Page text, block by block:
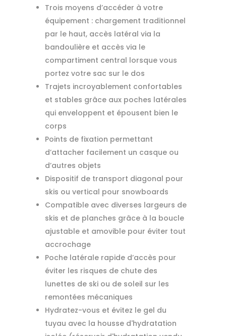
Trois moyens d’accéder à votre
équipement : chargement traditionnel
par le haut, accès latéral via la
bandoulière et accès via le
compartiment central lorsque vous
portez votre sac sur le dos
Trajets incroyablement confortables
et stables grâce aux poches latérales
qui enveloppent et épousent bien le
corps
Points de fixation permettant
d’attacher facilement un casque ou
d’autres objets
Dispositif de transport diagonal pour
skis ou vertical pour snowboards
Compatible avec diverses largeurs de
skis et de planches grâce à la boucle
ajustable et amovible pour éviter tout
accrochage
Poche latérale rapide d’accès pour
éviter les risques de chute des
lunettes de ski ou de soleil sur les
remontées mécaniques
Hydratez-vous et évitez le gel du
tuyau avec la housse d'hydratation